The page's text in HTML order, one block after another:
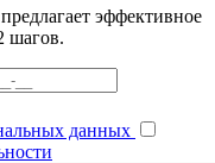
эффективное
шагов.
данных